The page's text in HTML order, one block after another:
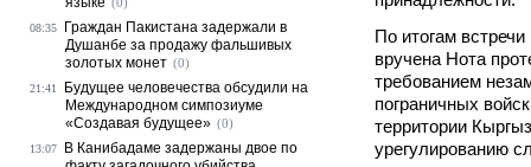
По итогам
вручена Нота
требованием
пограничных
территории
урегулированию
08:35
Граждан Пакистана задержали в
Душанбе за продажу фальшивых
золотых монет (0)
21:41
Будущее человечества обсудили на
Международном симпозиуме
«Создавая будущее» (0)
13:07
В Канибадаме задержаны двое по